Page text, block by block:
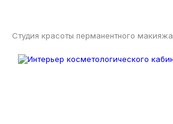
Студия красоты перманентного макияжа